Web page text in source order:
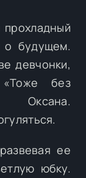
о будущем.
девчонки,
без
Оксана.
ее
юбку.